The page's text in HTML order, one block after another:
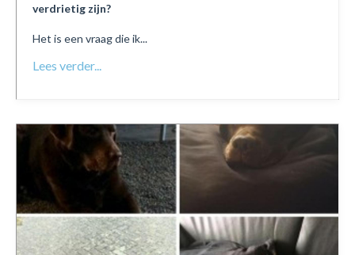
verdrietig zijn?
Het is een vraag die ik...
Lees verder...